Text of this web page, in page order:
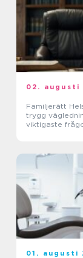
02. augusti
Familjerätt
trygg
viktigaste
01. augusti